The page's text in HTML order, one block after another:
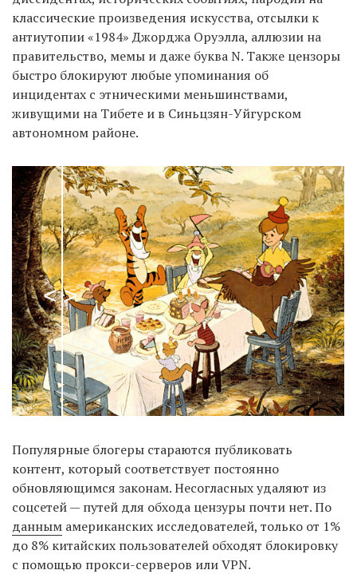
классические произведения искусства, отсылки к
антиутопии «1984» Джорджа Оруэлла, аллюзии на
правительство, мемы и даже буква N. Также цензоры
быстро блокируют любые упоминания об
инцидентах c этническими меньшинствами,
живущими на Тибете и в Синьцзян-Уйгурском
автономном районе.
Популярные блогеры стараются публиковать
контент, который соответствует постоянно
обновляющимся законам. Несогласных удаляют из
соцсетей — путей для обхода цензуры почти нет. По
данным американских исследователей, только от 1%
до 8% китайских пользователей обходят блокировку
с помощью прокси-серверов или VPN.